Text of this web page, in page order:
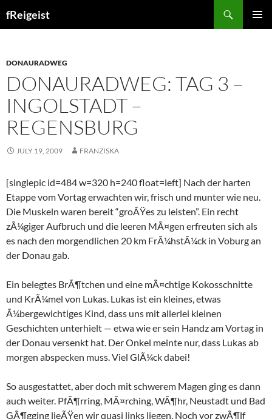
fReigeist
DONAURADWEG
DONAURADWEG: TAG 3 –
INGOLSTADT –
REGENSBURG
JULY 19, 2009 FRANZISKA
[singlepic id=484 w=320 h=240 float=left] Nach der harten
Etappe vom Vortag erwachten wir, frisch und munter wie neu.
Die Muskeln waren bereit “groÃŸes zu leisten”. Ein recht
zÃ¼giger Aufbruch und die leeren MÃ¤gen erfreuten sich als
es nach den morgendlichen 20 km FrÃ¼hstÃ¼ck in Voburg an
der Donau gab.
Ein belegtes BrÃ¶tchen und eine mÃ¤chtige Kokosschnitte
und KrÃ¼mel von Lukas. Lukas ist ein kleines, etwas
Ã¼bergewichtiges Kind, dass uns mit allerlei kleinen
Geschichten unterhielt — etwa wie er sein Handz am Vortag in
der Donau versenkt hat. Der Onkel meinte nur, dass Lukas ab
morgen abspecken muss. Viel GlÃ¼ck dabei!
So ausgestattet, aber doch mit schwerem Magen ging es dann
auch weiter. PfÃ¶rring, MÃ¤rching, WÃ¶hr, Neustadt und Bad
GÃ¶gging lieÃŸen wir quasi links liegen. Noch vor zwÃ¶lf